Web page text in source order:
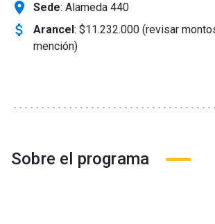
location_on Sede: Alameda 440
attach_money Arancel: $11.232.000 (revisar
mención)
Sobre el programa